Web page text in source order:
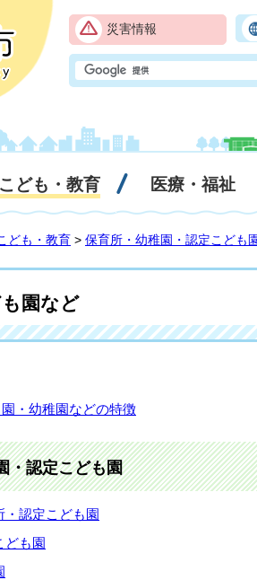
災害情報
こども・教育 医療・福祉
ども・教育 > 保育所・幼稚園・認定こども
園など
・幼稚園などの特徴
・認定こども園
・認定こども園
ども園